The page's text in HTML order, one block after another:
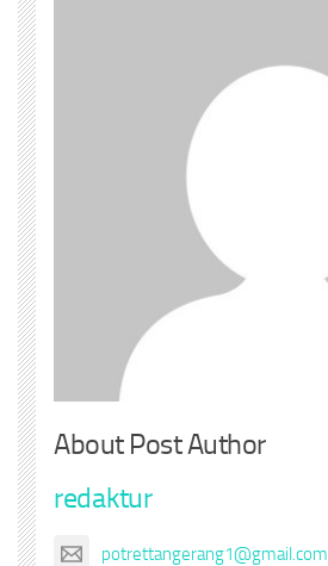
About Post Author
redaktur
potrettangerang1@gmail.com